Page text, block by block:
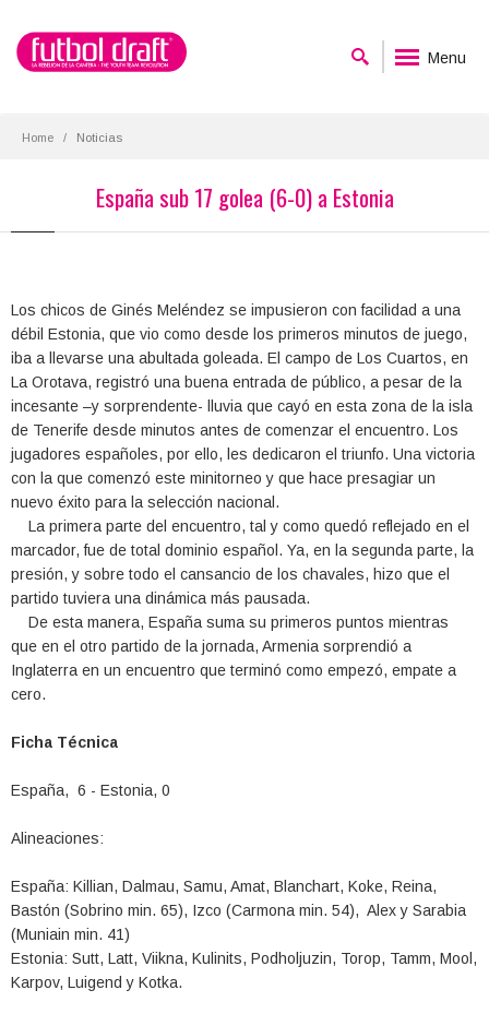
Menu
Home Noticias
España sub 17 golea (6-0) a Estonia
Los chicos de Ginés Meléndez se impusieron con facilidad a una
débil Estonia, que vio como desde los primeros minutos de juego,
iba a llevarse una abultada goleada. El campo de Los Cuartos, en
La Orotava, registró una buena entrada de público, a pesar de la
incesante –y sorprendente- lluvia que cayó en esta zona de la isla
de Tenerife desde minutos antes de comenzar el encuentro. Los
jugadores españoles, por ello, les dedicaron el triunfo. Una victoria
con la que comenzó este minitorneo y que hace presagiar un
nuevo éxito para la selección nacional.
La primera parte del encuentro, tal y como quedó reflejado en el
marcador, fue de total dominio español. Ya, en la segunda parte, la
presión, y sobre todo el cansancio de los chavales, hizo que el
partido tuviera una dinámica más pausada.
De esta manera, España suma su primeros puntos mientras
que en el otro partido de la jornada, Armenia sorprendió a
Inglaterra en un encuentro que terminó como empezó, empate a
cero.
Ficha Técnica
España, 6 - Estonia, 0
Alineaciones:
España: Killian, Dalmau, Samu, Amat, Blanchart, Koke, Reina,
Bastón (Sobrino min. 65), Izco (Carmona min. 54), Alex y Sarabia
(Muniain min. 41)
Estonia: Sutt, Latt, Viikna, Kulinits, Podholjuzin, Torop, Tamm, Mool,
Karpov, Luigend y Kotka.